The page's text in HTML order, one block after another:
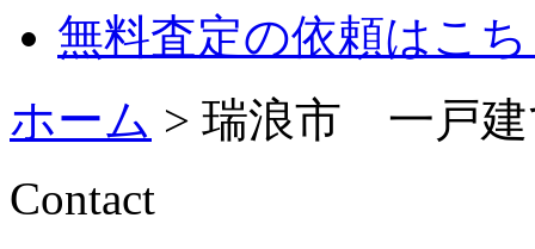
無料査定の依頼はこ
ホーム > 瑞浪市 一戸建
Contact